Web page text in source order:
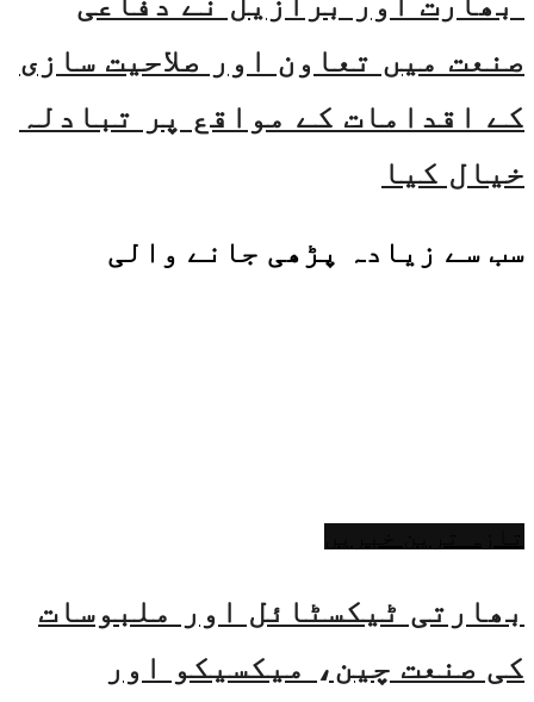
صنعت میں تعاون اور صلاحیت سازی
کے اقدامات کے مواقع پر تبادلہ
خیال کیا
سب سے زیادہ پڑھی جانے والی
بھارتی ٹیکسٹائل اور ملبوسات
کی صنعت چین، میکسیکو اور